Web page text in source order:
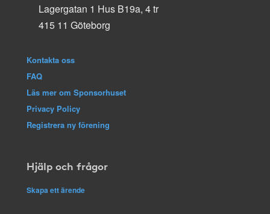
Lagergatan 1 Hus B19a, 4 tr
415 11 Göteborg
Kontakta oss
FAQ
Läs mer om Sponsorhuset
Privacy Policy
Registrera ny förening
Hjälp och frågor
Skapa ett ärende